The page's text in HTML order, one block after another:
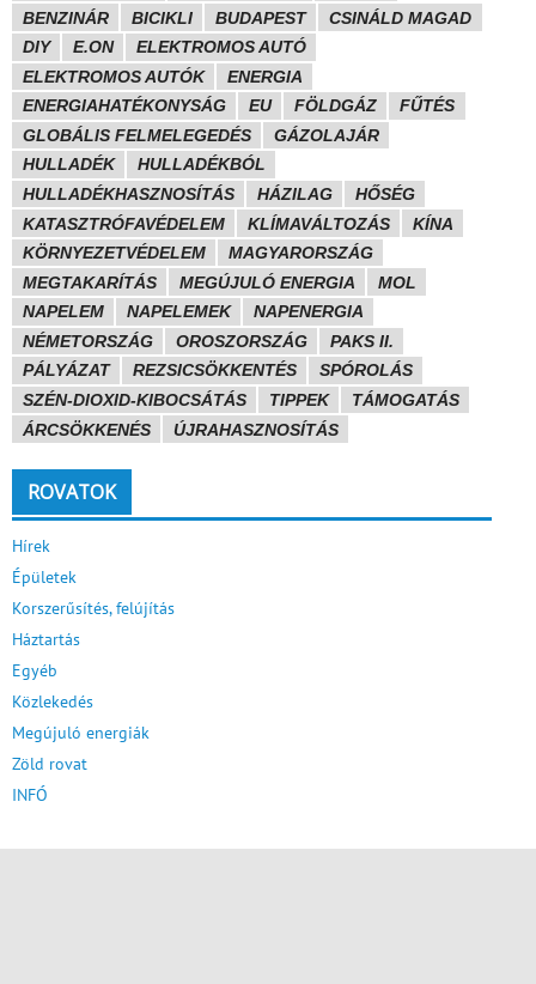
BENZINÁR
BICIKLI BUDAPEST
CSINÁLD MAGAD
DIY
E.ON
ELEKTROMOS AUTÓ
ELEKTROMOS AUTÓK
ENERGIA
ENERGIAHATÉKONYSÁG
EU FÖLDGÁZ
FŰTÉS
GLOBÁLIS FELMELEGEDÉS
GÁZOLAJÁR
HULLADÉK
HULLADÉKBÓL
HULLADÉKHASZNOSÍTÁS
HÁZILAG
HŐSÉG
KATASZTRÓFAVÉDELEM
KLÍMAVÁLTOZÁS
KÍNA
KÖRNYEZETVÉDELEM
MAGYARORSZÁG
MEGTAKARÍTÁS
MEGÚJULÓ ENERGIA
MOL
NAPELEM
NAPELEMEK
NAPENERGIA
NÉMETORSZÁG
OROSZORSZÁG
PAKS II.
PÁLYÁZAT
REZSICSÖKKENTÉS
SPÓROLÁS
SZÉN-DIOXID-KIBOCSÁTÁS
TIPPEK
TÁMOGATÁS
ÁRCSÖKKENÉS
ÚJRAHASZNOSÍTÁS
ROVATOK
Hírek
Épületek
Korszerűsítés, felújítás
Háztartás
Egyéb
Közlekedés
Megújuló energiák
Zöld rovat
INFÓ